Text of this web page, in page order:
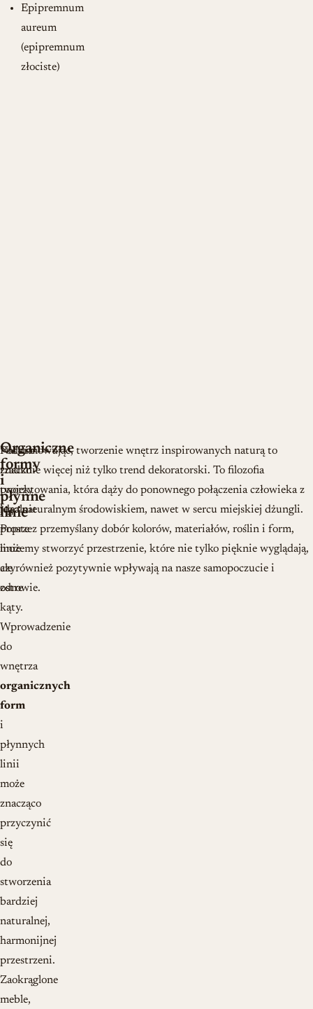
Epipremnum
aureum
(epipremnum
złociste)
Organiczne
formy
i
płynne
linie
Natura
rzadko
tworzy
idealnie
proste
linie
czy
ostre
kąty.
Wprowadzenie
do
wnętrza
organicznych
form
i
płynnych
linii
może
znacząco
przyczynić
się
do
stworzenia
bardziej
naturalnej,
harmonijnej
przestrzeni.
Zaokrąglone
meble,
Podsumowując, tworzenie wnętrz inspirowanych naturą to
znacznie więcej niż tylko trend dekoratorski. To filozofia
projektowania, która dąży do ponownego połączenia człowieka z
jego naturalnym środowiskiem, nawet w sercu miejskiej dżungli.
Poprzez przemyślany dobór kolorów, materiałów, roślin i form,
możemy stworzyć przestrzenie, które nie tylko pięknie wyglądają,
ale również pozytywnie wpływają na nasze samopoczucie i
zdrowie.